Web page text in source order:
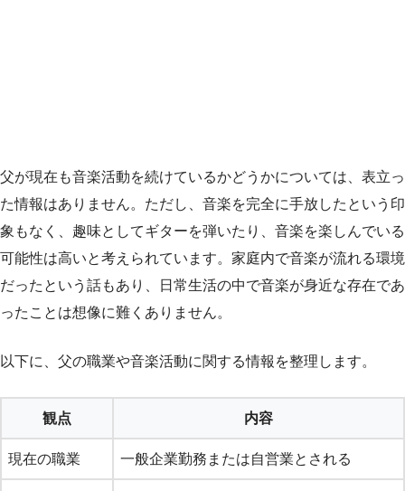
父が現在も音楽活動を続けているかどうかについては、表立っ
た情報はありません。ただし、音楽を完全に手放したという印
象もなく、趣味としてギターを弾いたり、音楽を楽しんでいる
可能性は高いと考えられています。家庭内で音楽が流れる環境
だったという話もあり、日常生活の中で音楽が身近な存在であ
ったことは想像に難くありません。
以下に、父の職業や音楽活動に関する情報を整理します。
観点 内容
現在の職業 一般企業勤務または自営業とされる